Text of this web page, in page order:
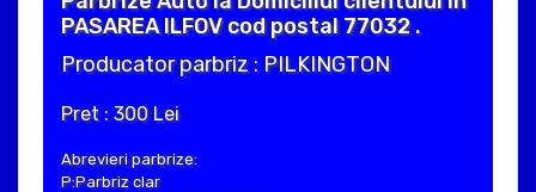
PASAREA ILFOV cod postal 77032 .
Producator parbriz : PILKINGTON
Pret : 300 Lei
Abrevieri parbrize:
P:Parbriz clar